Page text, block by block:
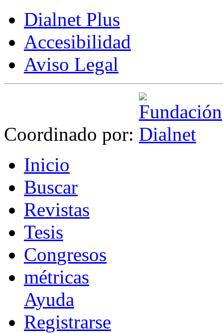
Dialnet Plus
Accesibilidad
Aviso Legal
Coordinado por:
Inicio
Buscar
Revistas
Tesis
Congresos
métricas
Ayuda
Registrarse